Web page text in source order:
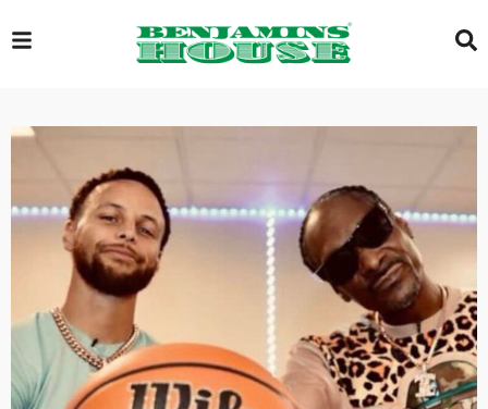
EXCLUSIVE
GLOBAL
VIDEOS
GALLERY